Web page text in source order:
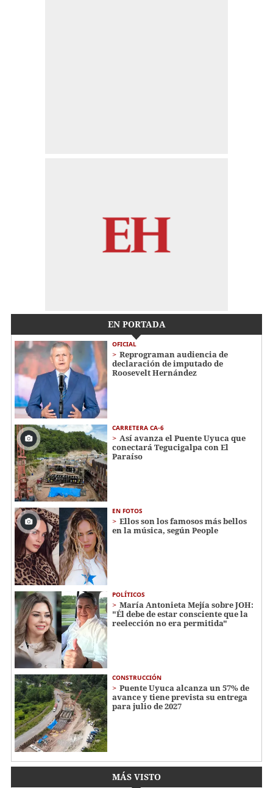
EN PORTADA
OFICIAL
Reprograman audiencia de
declaración de imputado de
Roosevelt Hernández
CARRETERA CA-6
Así avanza el Puente Uyuca que
conectará Tegucigalpa con El
Paraíso
EN FOTOS
Ellos son los famosos más bellos
en la música, según People
POLÍTICOS
María Antonieta Mejía sobre JOH:
"Él debe de estar consciente que la
reelección no era permitida"
CONSTRUCCIÓN
Puente Uyuca alcanza un 57% de
avance y tiene prevista su entrega
para julio de 2027
MÁS VISTO